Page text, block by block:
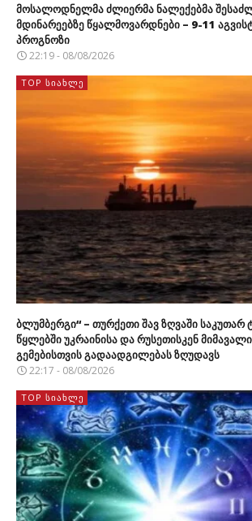
მოსალოდნელმა ძლიერმა ნალექებმა
მდინარეებზე წყალმოვარდნები – 9-11
პროგნოზი
22:19 - 08/08/2026
TOP ᲡᲘᲐᲮᲚᲔ
ბლუმბერგი“ – თურქეთი შავ ზღვაში
წყლებში უკრაინისა და რუსეთისკენ
გემებისთვის გადაადგილებას ზღუდავს
22:17 - 08/08/2026
TOP ᲡᲘᲐᲮᲚᲔ